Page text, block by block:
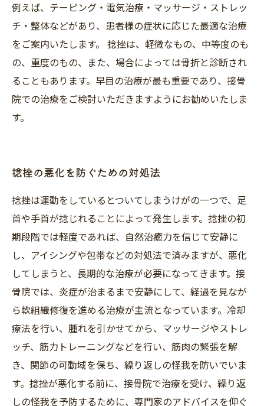
例えば、テーピング・電気治療・マッサージ・ストレッ
チ・整体などがあり、患者様の症状に応じた最適な治療
をご案内いたします。 捻挫は、軽微なもの、中等度のも
の、重度のもの、また、場合によっては骨折と診断され
ることもあります。早目の治療が最も重要であり、接骨
院での治療をご検討いただきますようにお勧めいたしま
す。
捻挫の悪化を防ぐための対処法
捻挫は運動をしているとついてしまうけがの一つで、足
首や手首が捻じれることによって発生します。捻挫の初
期段階では軽度であれば、自然治癒力を信じて安静に
し、アイシングや包帯などの対処法で済みますが、悪化
してしまうと、長期的な治療が必要になってきます。接
骨院では、炎症が治まるまで安静にして、経過を見なが
ら軟組織修復を進める治療が主流となっています。冷却
療法を行い、腫れを引かせてから、マッサージやストレ
ッチ、筋力トレーニングなどを行い、筋肉の緊張を解
き、関節の可動域を保ち、繰り返しの怪我を防いでいま
す。捻挫が悪化する前に、接骨院で治療を受け、繰り返
しの怪我を予防するために、専門家のアドバイスを仰ぐ